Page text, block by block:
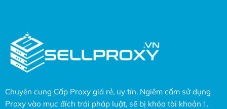
Chuyên cung Cấp Proxy giá rẻ, uy tín. Ngiêm cấm sử dụng
Proxy vào mục đích trái pháp luật, sẽ bị khóa tài khoản ! .